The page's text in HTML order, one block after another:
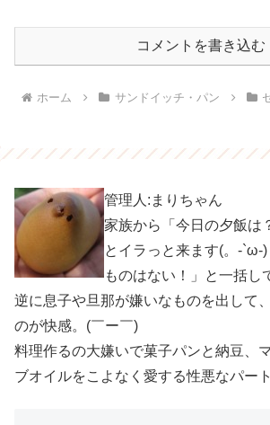
コメントを書き込む
ホーム サンドイッチ・パン
管理人:まりちゃん
家族から「今日の夕飯は
とイラっと来ます(。-`ω-
ものはない！」と一括し
逆に息子や旦那が嫌いなものを出して
のが快感。(￣ー￣)
料理作るの大嫌いで菓子パンと納豆、
ブオイルをこよなく愛する性悪なパー